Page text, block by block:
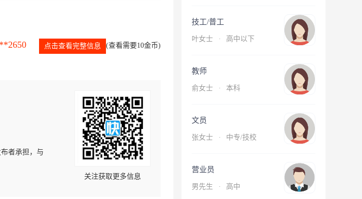
点击查看完整信息 (查看需要10金币)
者承担，与
关注获取更多信息
技工/普工
叶女士 · 高中以下
教师
俞女士 · 本科
文员
张女士 · 中专/技校
营业员
男先生 · 高中